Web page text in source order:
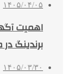
۱۴۰۵/۰۴/۰۵
اهمیت
برندینگ
۱۴۰۵/۰۳/۳۰